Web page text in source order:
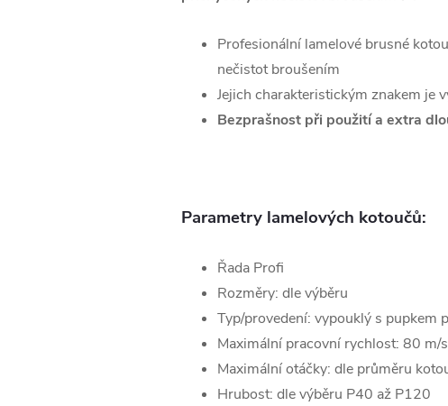
Profesionální lamelové brusné
nečistot broušením
Jejich charakteristickým znakem je
Bezprašnost při použití a extra
Parametry lamelových kotoučů:
Řada Profi
Rozměry: dle výběru
Typ/provedení: vypouklý s pupkem
Maximální pracovní rychlost: 80 m/s
Maximální otáčky: dle průměru
Hrubost: dle výběru P40 až P120